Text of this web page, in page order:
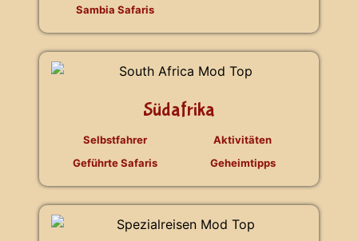
Sambia Safaris
Südafrika
Selbstfahrer
Geführte Safaris
Aktivitäten
Geheimtipps